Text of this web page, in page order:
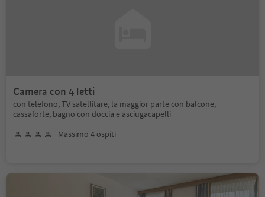
Camera con 4 letti
con telefono, TV satellitare, la maggior parte con balcone,
cassaforte, bagno con doccia e asciugacapelli
Massimo 4 ospiti